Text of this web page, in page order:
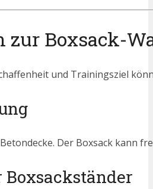
zur Boxsack-
und Trainingsziel
Der Boxsack kann